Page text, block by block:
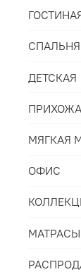
СПАЛЬНЯ
ДЕТСКАЯ
МЯГКАЯ
ОФИС
МАТРАСЫ